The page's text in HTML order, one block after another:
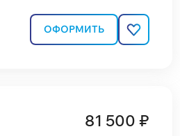
ОФОРМИТЬ
81 500 ₽